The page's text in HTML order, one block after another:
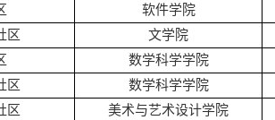
软件学院
区 文学院
数学科学学院
区 数学科学学院
区 美术与艺术设计学院